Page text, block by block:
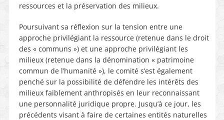
ressources et la préservation des milieux.
Poursuivant sa réflexion sur la tension entre une
approche privilégiant la ressource (retenue dans le droit
des « communs ») et une approche privilégiant les
milieux (retenue dans la dénomination « patrimoine
commun de l’humanité »), le comité s’est également
penché sur la possibilité de défendre les intérêts des
milieux faiblement anthropisés en leur reconnaissant
une personnalité juridique propre. Jusqu’à ce jour, les
précédents visant à faire de certaines entités naturelles